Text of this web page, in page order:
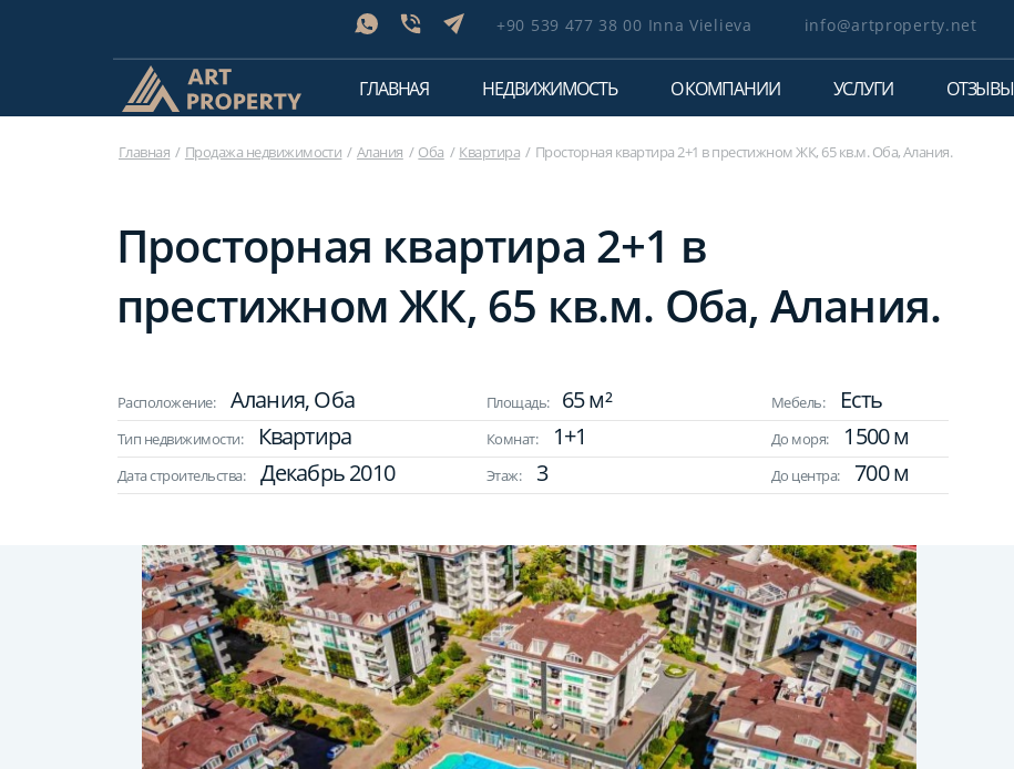
+90 539 477 38 00 Inna Vielieva info@artproperty.net
ГЛАВНАЯ НЕДВИЖИМОСТЬ О КОМПАНИИ УСЛУГИ ОТЗЫВЫ
Главная Продажа недвижимости Алания Оба Квартира Просторная квартира 2+1 в престижном ЖК, 65 кв.м. Оба, Алания.
Просторная квартира 2+1 в
престижном ЖК, 65 кв.м. Оба, Алания.
Расположение: Алания, Оба Площадь: 65 м² Мебель: Есть
Тип недвижимости: Квартира Комнат: 1+1 До моря: 1500 м
Дата строительства: Декабрь 2010 Этаж: 3 До центра: 700 м